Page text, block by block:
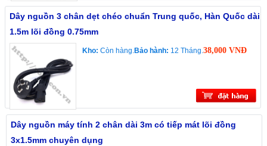
Dây nguồn 3 chân dẹt chéo chuẩn Trung quốc, Hàn Quốc dài
1.5m lõi đồng 0.75mm
Kho: Còn hàng. Bảo hành: 12 Tháng. 38,000 VNĐ
Dây nguồn máy tính 2 chân dài 3m có tiếp mát lõi đồng
3x1.5mm chuyên dụng